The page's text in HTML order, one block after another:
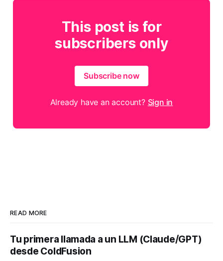
This post is for
subscribers only
Subscribe now
Already have an account? Sign in
READ MORE
Tu primera llamada a un LLM (Claude/GPT)
desde ColdFusion